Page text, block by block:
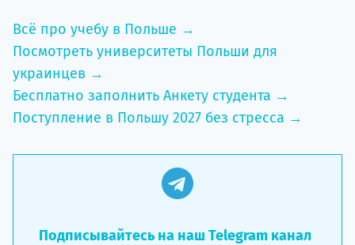
Всё про учебу в Польше →
Посмотреть университеты Польши для
украинцев →
Бесплатно заполнить Анкету студента →
Поступление в Польшу 2027 без стресса →
Подписывайтесь на наш Telegram канал